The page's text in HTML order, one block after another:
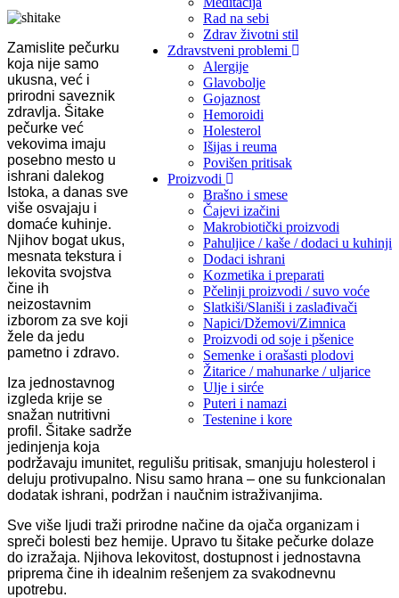
Rad na sebi
Zdrav životni stil
Zdravstveni problemi
Alergije
Glavobolje
Gojaznost
Hemoroidi
Holesterol
Išijas i reuma
Povišen pritisak
Proizvodi
Brašno i smese
Čajevi izačini
Makrobiotički proizvodi
Pahuljice / kaše / dodaci u kuhinji
Dodaci ishrani
Kozmetika i preparati
Pčelinji proizvodi / suvo voće
Slatkiši/Slaniši i zaslađivači
Napici/Džemovi/Zimnica
Proizvodi od soje i pšenice
Semenke i orašasti plodovi
Žitarice / mahunarke / uljarice
Ulje i sirće
Puteri i namazi
Testenine i kore
Zamislite pečurku
koja nije samo
ukusna, već i
prirodni saveznik
zdravlja. Šitake
pečurke već
vekovima imaju
posebno mesto u
ishrani dalekog
Istoka, a danas sve
više osvajaju i
domaće kuhinje.
Njihov bogat ukus,
mesnata tekstura i
lekovita svojstva
čine ih
neizostavnim
izborom za sve koji
žele da jedu
pametno i zdravo.
Iza jednostavnog
izgleda krije se
snažan nutritivni
profil. Šitake sadrže
jedinjenja koja
podržavaju imunitet, regulišu pritisak, smanjuju holesterol i
deluju protivupalno. Nisu samo hrana – one su funkcionalan
dodatak ishrani, podržan i naučnim istraživanjima.
Sve više ljudi traži prirodne načine da ojača organizam i
spreči bolesti bez hemije. Upravo tu šitake pečurke dolaze
do izražaja. Njihova lekovitost, dostupnost i jednostavna
priprema čine ih idealnim rešenjem za svakodnevnu
upotrebu.